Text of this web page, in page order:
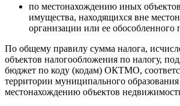
по местонахождению иных
имущества, находящихся вне
организации или ее обособленного
По общему правилу сумма налога,
объектов налогообложения по налогу,
бюджет по коду (кодам) ОКТМО,
территории муниципального
местонахождению объектов